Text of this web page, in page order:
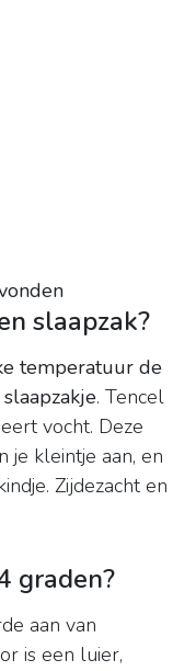
slaapzak?
temperatuur de
. Tencel
vocht. Deze
je kleintje aan, en
Zijdezacht en
graden?
aan van
is een luier,